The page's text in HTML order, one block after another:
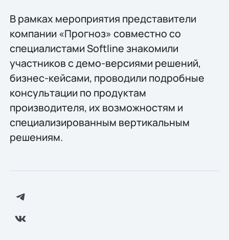
В рамках мероприятия представители
компании «Прогноз» совместно со
специалистами Softline знакомили
участников с демо-версиями решений,
бизнес-кейсами, проводили подробные
консультации по продуктам
производителя, их возможностям и
специализированным вертикальным
решениям.